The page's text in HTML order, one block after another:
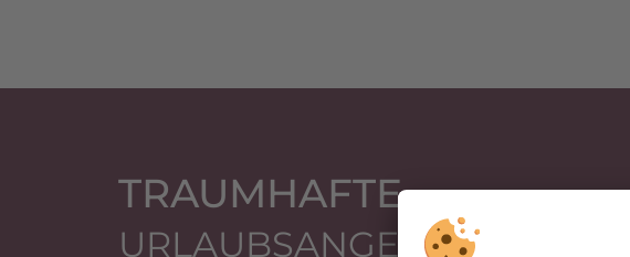
TRAUMHAFTE
URLAUBS­ANGEBOTE